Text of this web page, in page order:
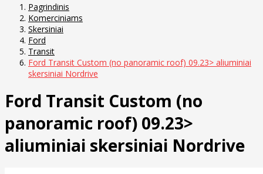
Pagrindinis
Komerciniams
Skersiniai
Ford
Transit
Ford Transit Custom (no panoramic roof) 09.23> aliuminiai
skersiniai Nordrive
Ford Transit Custom (no
panoramic roof) 09.23>
aliuminiai skersiniai Nordrive